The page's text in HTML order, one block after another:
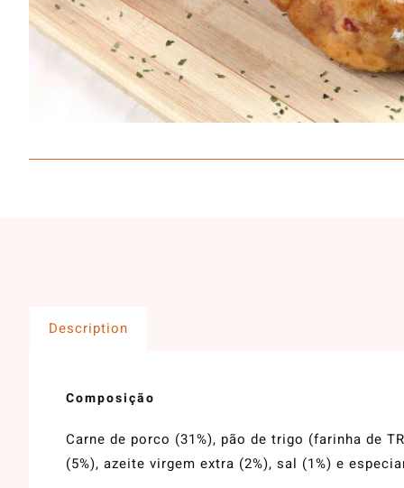
Description
Composição
Carne de porco (31%), pão de trigo (farinha de
(5%), azeite virgem extra (2%), sal (1%) e